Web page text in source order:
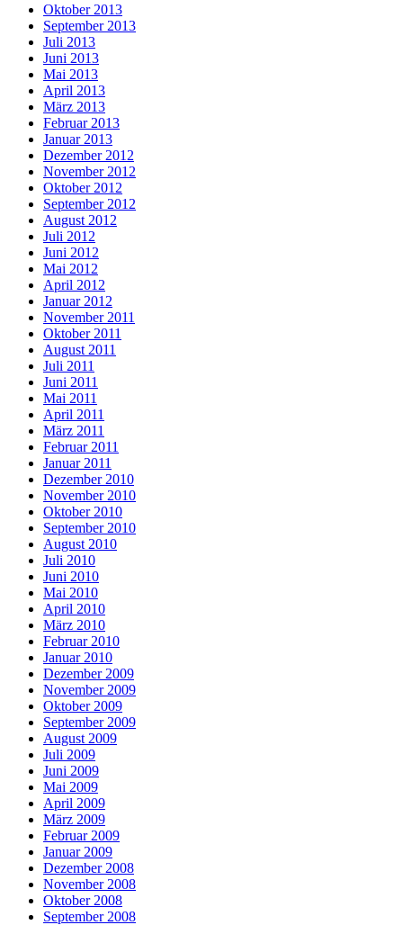
Oktober 2013
September 2013
Juli 2013
Juni 2013
Mai 2013
April 2013
März 2013
Februar 2013
Januar 2013
Dezember 2012
November 2012
Oktober 2012
September 2012
August 2012
Juli 2012
Juni 2012
Mai 2012
April 2012
Januar 2012
November 2011
Oktober 2011
August 2011
Juli 2011
Juni 2011
Mai 2011
April 2011
März 2011
Februar 2011
Januar 2011
Dezember 2010
November 2010
Oktober 2010
September 2010
August 2010
Juli 2010
Juni 2010
Mai 2010
April 2010
März 2010
Februar 2010
Januar 2010
Dezember 2009
November 2009
Oktober 2009
September 2009
August 2009
Juli 2009
Juni 2009
Mai 2009
April 2009
März 2009
Februar 2009
Januar 2009
Dezember 2008
November 2008
Oktober 2008
September 2008